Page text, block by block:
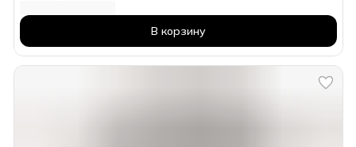
В корзину